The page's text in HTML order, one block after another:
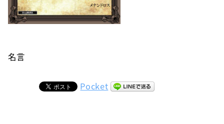
名言
Pocket